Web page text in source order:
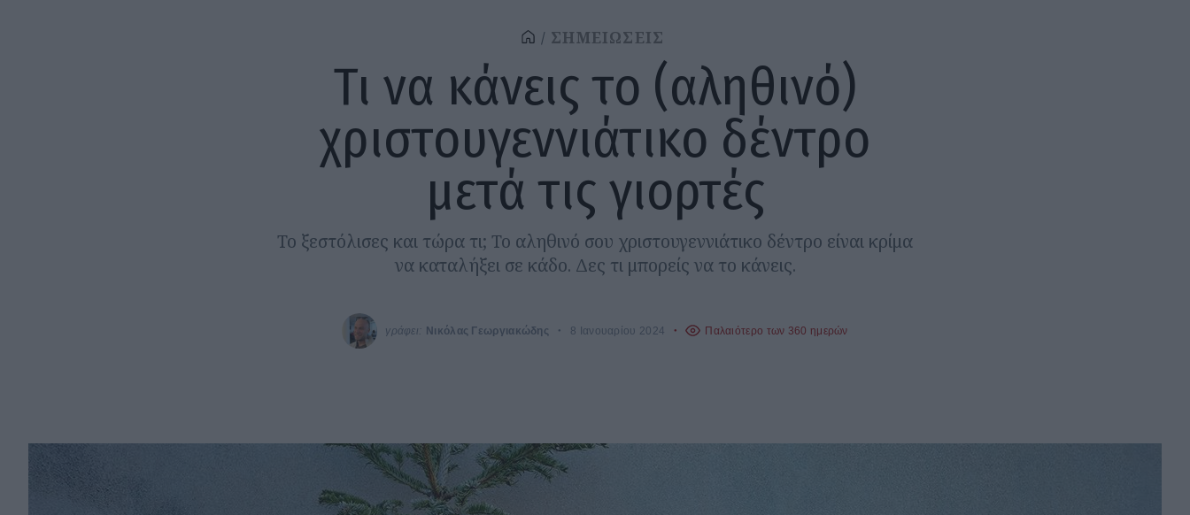
ΣΗΜΕΙΩΣΕΙΣ
Τι να κάνεις το (αληθινό)
χριστουγεννιάτικο δέντρο
μετά τις γιορτές
Το ξεστόλισες και τώρα τι; Το αληθινό σου χριστουγεννιάτικο δέντρο είναι κρίμα
να καταλήξει σε κάδο. Δες τι μπορείς να το κάνεις.
γράφει: Νικόλας Γεωργιακώδης 8 Ιανουαρίου 2024 Παλαιότερο των 360 ημερών